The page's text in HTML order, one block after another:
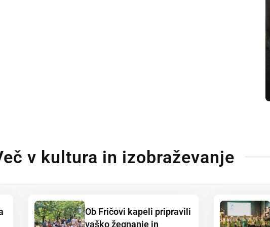
v kultura in izobraževanje
Ob Fričovi kapeli pripravili
vaško žegnanje in